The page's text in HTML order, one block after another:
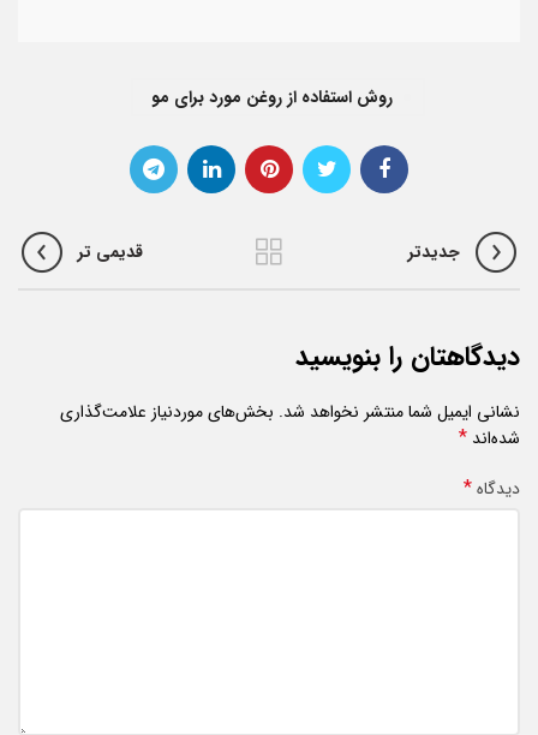
روش استفاده از روغن مورد برای مو
جدیدتر قدیمی تر
دیدگاهتان را بنویسید
نشانی ایمیل شما منتشر نخواهد شد. بخش‌های موردنیاز علامت‌گذاری
شده‌اند *
دیدگاه*